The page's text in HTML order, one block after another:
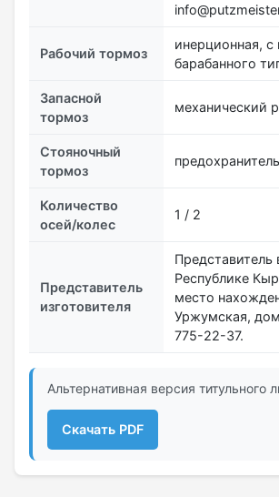
Рабочий тормоз
инерционная,
барабанного
Запасной
тормоз
механический
Стояночный
тормоз
Количество
осей/колес
1 / 2
Представитель
изготовителя
Представитель
Республике
место
Уржумская,
775-22-37.
Альтернативная версия
Скачать PDF